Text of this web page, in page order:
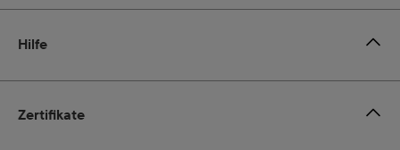
Zertifikate
Hilfe